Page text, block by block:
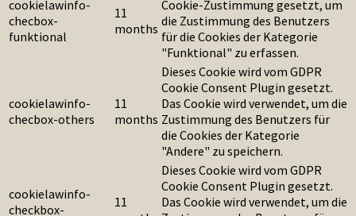
cookielawinfo-
checbox-
funktional
11
months
Cookie-Zustimmung gesetzt, um
die Zustimmung des Benutzers
für die Cookies der Kategorie
"Funktional" zu erfassen.
cookielawinfo-
checbox-others
11
months
Dieses Cookie wird vom GDPR
Cookie Consent Plugin gesetzt.
Das Cookie wird verwendet, um die
Zustimmung des Benutzers für
die Cookies der Kategorie
"Andere" zu speichern.
cookielawinfo-
checkbox-
11
Dieses Cookie wird vom GDPR
Cookie Consent Plugin gesetzt.
Das Cookie wird verwendet, um die